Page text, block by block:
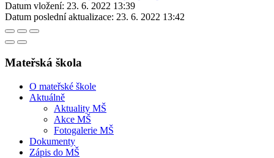
Datum vložení: 23. 6. 2022 13:39
Datum poslední aktualizace: 23. 6. 2022 13:42
Mateřská škola
O mateřské škole
Aktuálně
Aktuality MŠ
Akce MŠ
Fotogalerie MŠ
Dokumenty
Zápis do MŠ